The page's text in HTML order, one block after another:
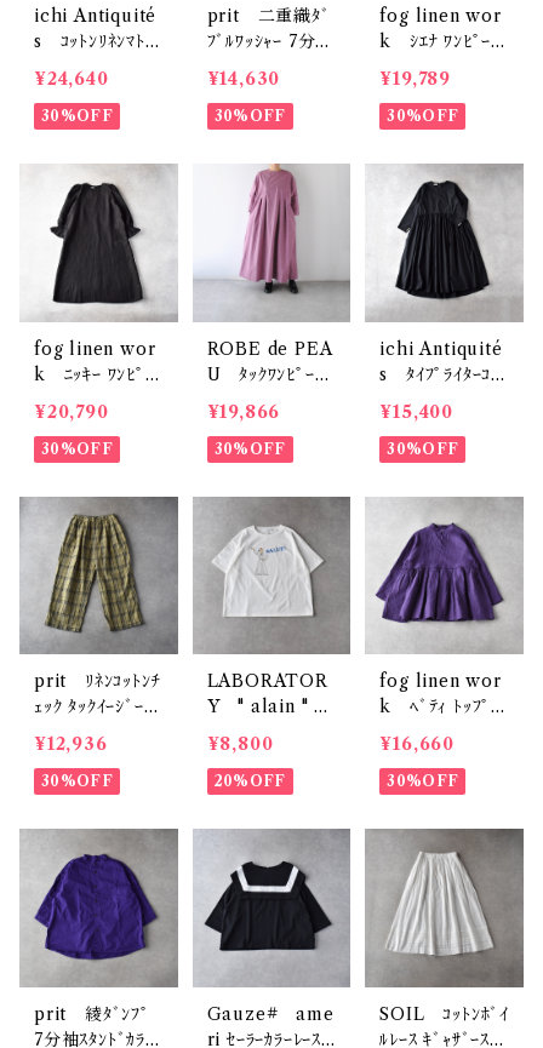
ichi Antiquité
s ｺｯﾄﾝﾘﾈﾝﾏﾄﾞ
ﾗｽﾁｪｯｸﾜﾝﾋﾟｰｽ
(ﾈｲﾋﾞｰ) 11009
02
¥24,640
30%OFF
prit 二重織ﾀﾞ
ﾌﾞﾙﾜｯｼｬｰ 7分袖
ﾎﾞﾄﾙﾈｯｸﾜﾝﾋﾟｰｽ
(ｸﾞﾚｰ) P8150
8
¥14,630
30%OFF
fog linen wor
k ｼｴﾅ ﾜﾝﾋﾟｰｽ
(ｱﾙﾄﾞｱｰｽﾞ(ﾈｲﾋﾞ
ｰ系)) LWA82
5
¥19,789
30%OFF
fog linen wor
k ﾆｯｷｰ ﾜﾝﾋﾟｰ
ｽ (ﾌﾞﾗｯｸ) LW
C014
¥20,790
30%OFF
ROBE de PEA
U ﾀｯｸﾜﾝﾋﾟｰｽ
(ﾌﾟﾗﾑ) R342
¥19,866
30%OFF
ichi Antiquité
s ﾀｲﾌﾟﾗｲﾀｰｺｯ
ﾄﾝ切替ｷﾞｬｻﾞｰﾜ
ﾝﾋﾟｰｽ (ﾌﾞﾗｯｸ)
1100316
¥15,400
30%OFF
prit ﾘﾈﾝｺｯﾄﾝﾁ
ｪｯｸ ﾀｯｸｲｰｼﾞｰﾊﾟ
ﾝﾂ (ｶｰｷﾍﾞｰｼﾞｭ)
P71609
¥12,936
30%OFF
LABORATOR
Y " alain " ｺｯ
ﾄﾝTｼｬﾂ (ｵﾌﾎﾜｲ
ﾄ)
¥8,800
20%OFF
fog linen wor
k ﾍﾞﾃｨ ﾄｯﾌﾟ
(ﾐｭｰﾙ (ﾊﾟｰﾌﾟﾙ
系)) LWC017
¥16,660
30%OFF
prit 綾ﾀﾞﾝﾌﾟ
7分袖ｽﾀﾝﾄﾞｶﾗｰ
Gauze# ame
ri ｾｰﾗｰｶﾗｰﾚｰｽ
SOIL ｺｯﾄﾝﾎﾞｲ
ﾙﾚｰｽ ｷﾞｬｻﾞｰｽｶｰ